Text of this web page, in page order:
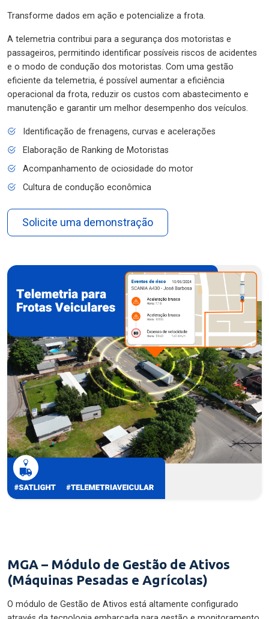
Transforme dados em ação e potencialize a frota.
A telemetria contribui para a segurança dos motoristas e
passageiros, permitindo identificar possíveis riscos de acidentes
e o modo de condução dos motoristas. Com uma gestão
eficiente da telemetria, é possível aumentar a eficiência
operacional da frota, reduzir os custos com abastecimento e
manutenção e garantir um melhor desempenho dos veículos.
Identificação de frenagens, curvas e acelerações
Elaboração de Ranking de Motoristas
Acompanhamento de ociosidade do motor
Cultura de condução econômica
Solicite uma demonstração
MGA – Módulo de Gestão de Ativos
(Máquinas Pesadas e Agrícolas)
O módulo de Gestão de Ativos está altamente configurado